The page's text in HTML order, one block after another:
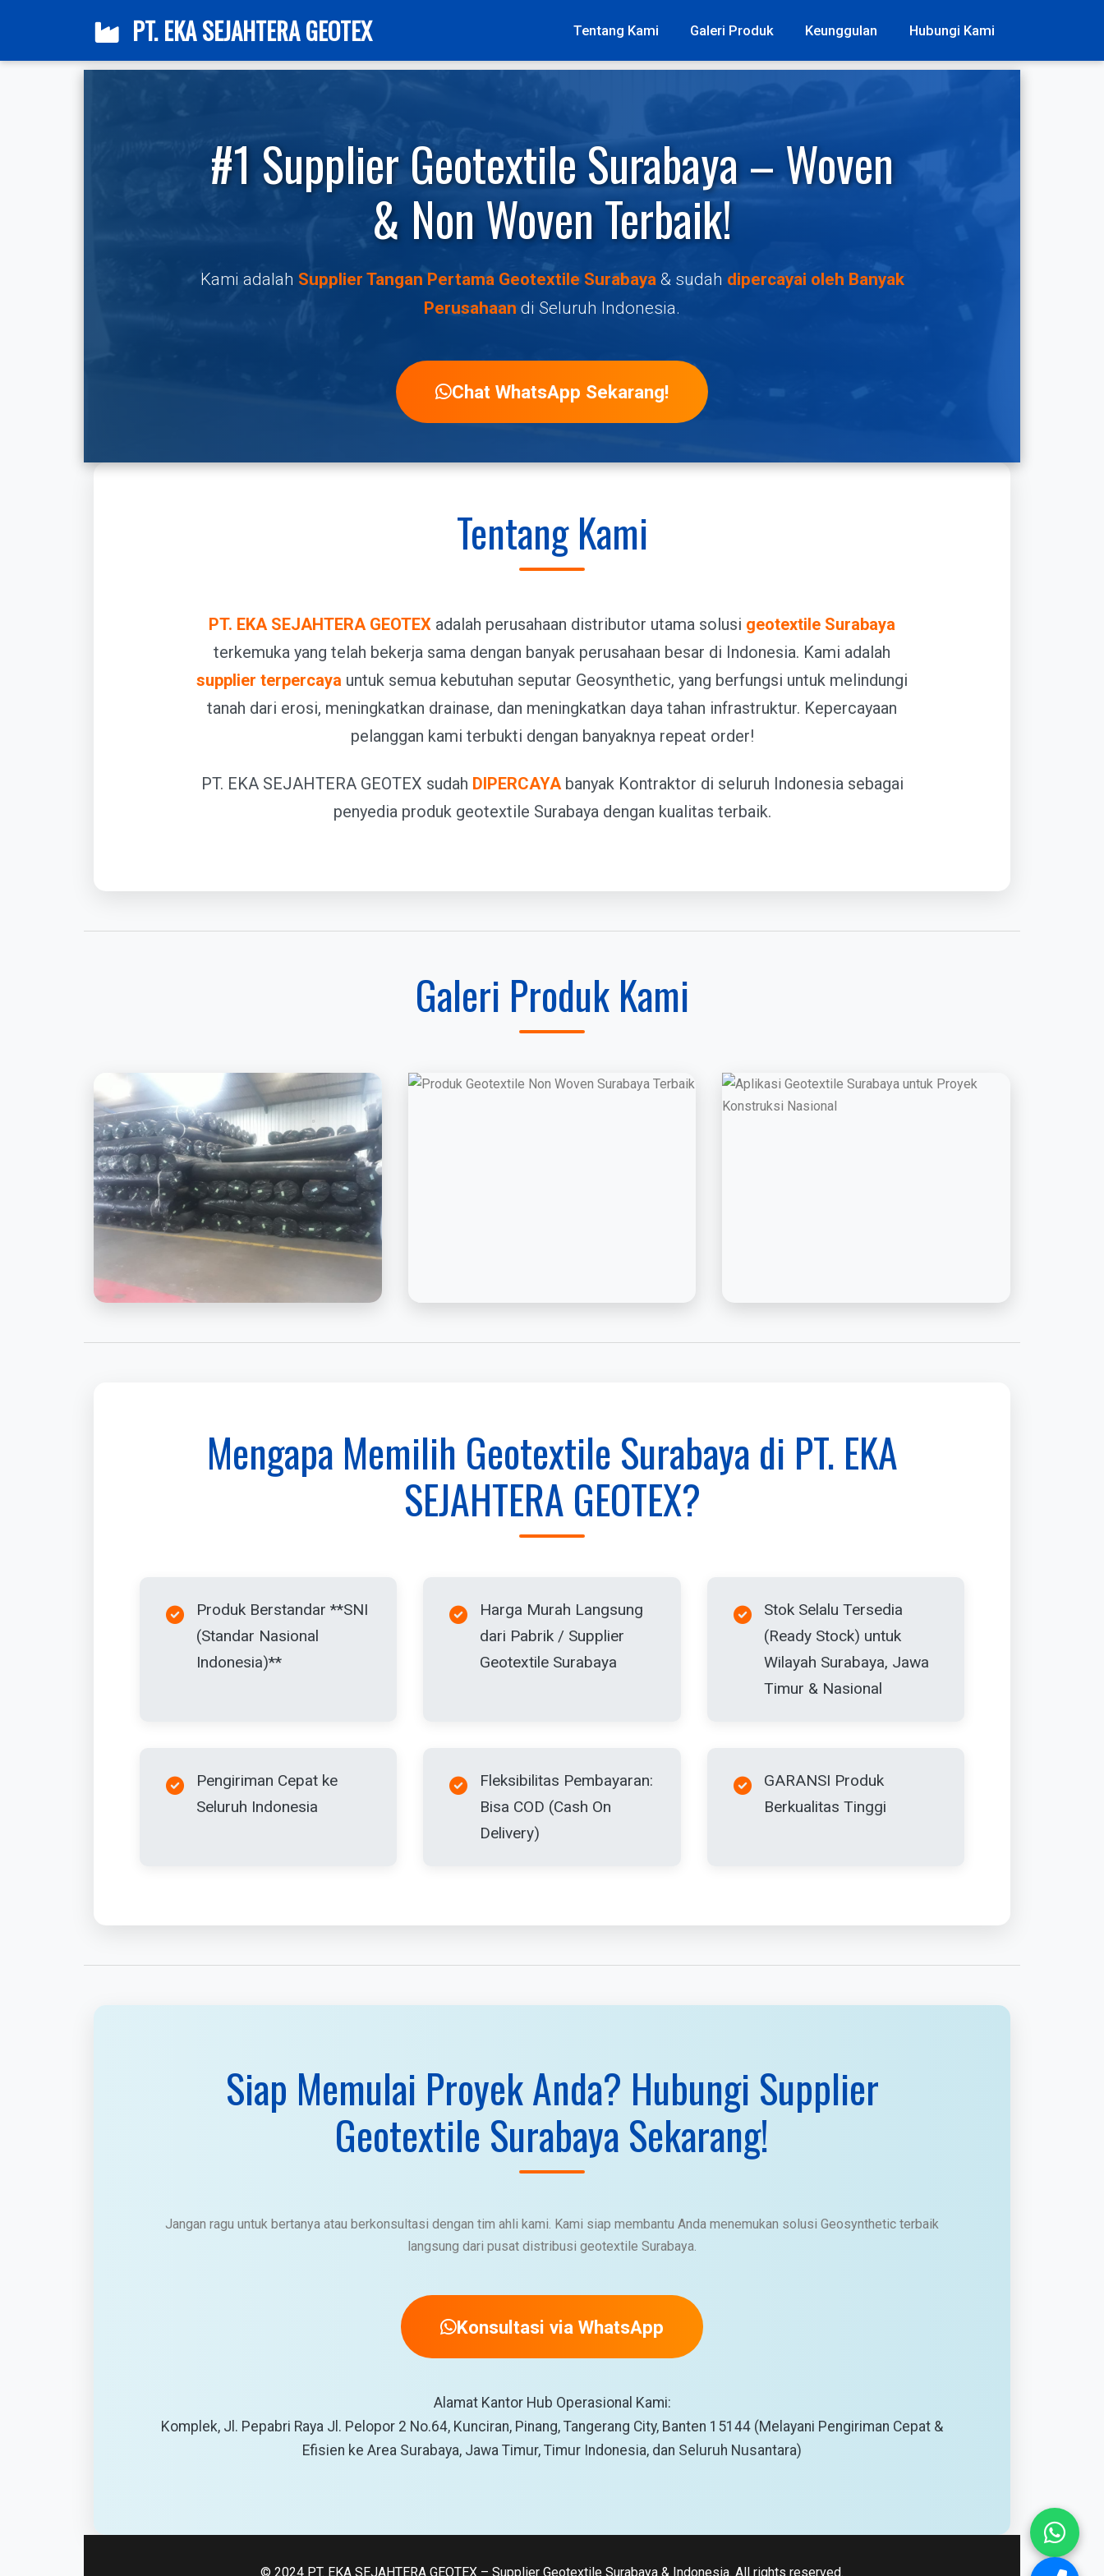
PT. EKA SEJAHTERA GEOTEX Tentang Kami Galeri Produk Keunggulan Hubungi Kami
#1 Supplier Geotextile Surabaya – Woven
& Non Woven Terbaik!
Kami adalah Supplier Tangan Pertama Geotextile Surabaya& sudah dipercayai oleh Banyak
Perusahaan di Seluruh Indonesia.
Chat WhatsApp Sekarang!
Tentang Kami
PT. EKA SEJAHTERA GEOTEX adalah perusahaan distributor utama solusi geotextile Surabaya
terkemuka yang telah bekerja sama dengan banyak perusahaan besar di Indonesia. Kami adalah
supplier terpercaya untuk semua kebutuhan seputar Geosynthetic, yang berfungsi untuk melindungi
tanah dari erosi, meningkatkan drainase, dan meningkatkan daya tahan infrastruktur. Kepercayaan
pelanggan kami terbukti dengan banyaknya repeat order!
PT. EKA SEJAHTERA GEOTEX sudah DIPERCAYAbanyak Kontraktor di seluruh Indonesia sebagai
penyedia produk geotextile Surabaya dengan kualitas terbaik.
Galeri Produk Kami
Mengapa Memilih Geotextile Surabaya di PT. EKA
SEJAHTERA GEOTEX?
Produk Berstandar **SNI
(Standar Nasional
Indonesia)**
Harga Murah Langsung
dari Pabrik / Supplier
Geotextile Surabaya
Stok Selalu Tersedia
(Ready Stock) untuk
Wilayah Surabaya, Jawa
Timur & Nasional
Pengiriman Cepat ke
Seluruh Indonesia
Fleksibilitas Pembayaran:
Bisa COD (Cash On
Delivery)
GARANSI Produk
Berkualitas Tinggi
Siap Memulai Proyek Anda? Hubungi Supplier
Geotextile Surabaya Sekarang!
Jangan ragu untuk bertanya atau berkonsultasi dengan tim ahli kami. Kami siap membantu Anda menemukan solusi Geosynthetic terbaik
langsung dari pusat distribusi geotextile Surabaya.
Konsultasi via WhatsApp
Alamat Kantor Hub Operasional Kami:
Komplek, Jl. Pepabri Raya Jl. Pelopor 2 No.64, Kunciran, Pinang, Tangerang City, Banten 15144 (Melayani Pengiriman Cepat &
Efisien ke Area Surabaya, Jawa Timur, Timur Indonesia, dan Seluruh Nusantara)
© 2024 PT. EKA SEJAHTERA GEOTEX – Supplier Geotextile Surabaya & Indonesia. All rights reserved.